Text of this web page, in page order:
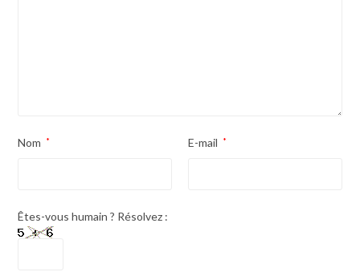
Nom * E-mail *
Êtes-vous humain ? Résolvez :